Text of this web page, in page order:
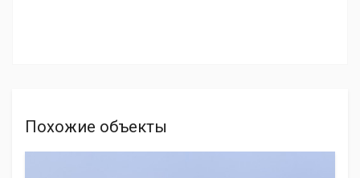
Похожие объекты